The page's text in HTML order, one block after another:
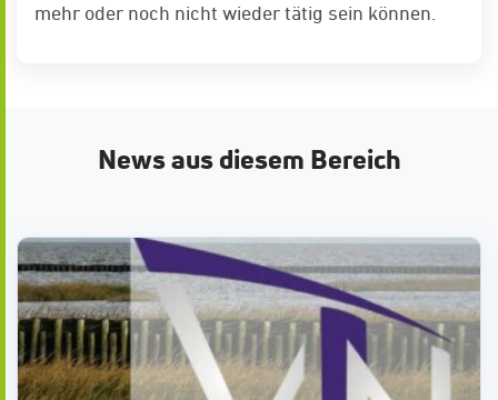
mehr oder noch nicht wieder tätig sein können.
News aus diesem Bereich